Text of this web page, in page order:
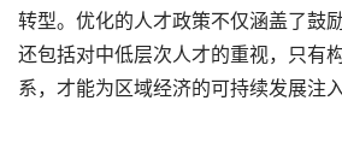
转型。优化的人才政策不仅涵盖了鼓
还包括对中低层次人才的重视，只有
系，才能为区域经济的可持续发展注入